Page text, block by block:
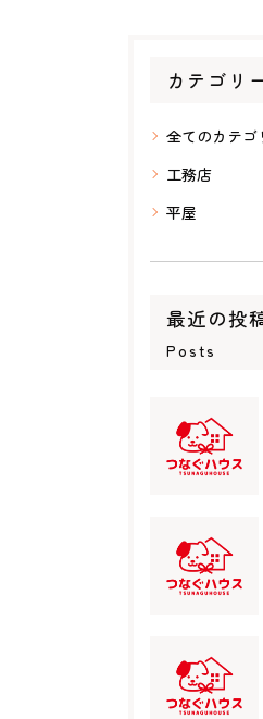
カテゴリ
全てのカテゴ
工務店
平屋
最近の投
Posts